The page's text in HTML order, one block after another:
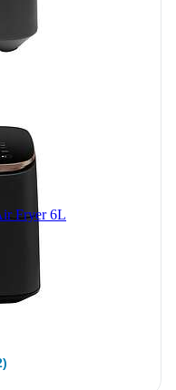
Fryer 6L